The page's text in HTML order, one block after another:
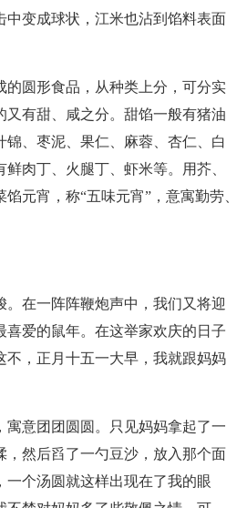
中变成球状，江米也沾到馅料表面
的圆形食品，从种类上分，可分实
又有甜、咸之分。甜馅一般有猪油
锦、枣泥、果仁、麻蓉、杏仁、白
肉丁、火腿丁、虾米等。用芥、
元宵，称“五味元宵”，意寓勤劳、
。在一阵阵鞭炮声中，我们又将迎
爱的鼠年。在这举家欢庆的日子
不，正月十五一大早，我就跟妈妈
寓意团团圆圆。只见妈妈拿起了一
，然后舀了一勺豆沙，放入那个面
一个汤圆就这样出现在了我的眼